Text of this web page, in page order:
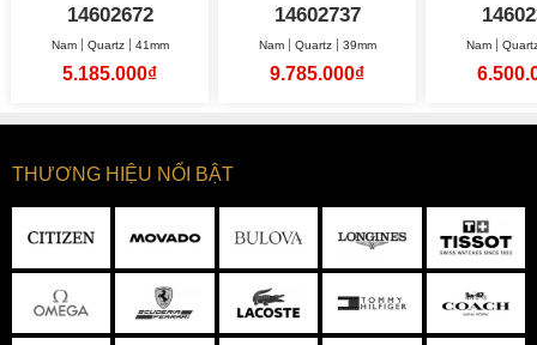
14602672
Nam Quartz 41mm
5.185.000₫
Chronograph
14602737
Nam Quartz 39mm
9.785.000₫
Nam
THƯƠNG HIỆU NỔI BẬT